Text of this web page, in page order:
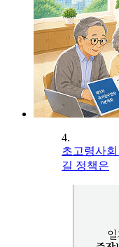
4.
초고령사
길 정책은